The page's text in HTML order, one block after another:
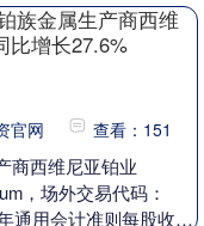
族金属生产商西维
比增长27.6%
官网 查看：151
商西维尼亚铂业
，场外交易代码：
通用会计准则每股收益